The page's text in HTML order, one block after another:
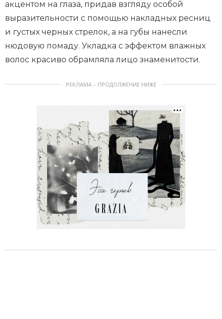
акцентом на глаза, придав взгляду особой
выразительности с помощью накладных ресниц
и густых черных стрелок, а на губы нанесли
нюдовую помаду. Укладка с эффектом влажных
волос красиво обрамляла лицо знаменитости.
РЕКЛАМА – ПРОДОЛЖЕНИЕ НИЖЕ